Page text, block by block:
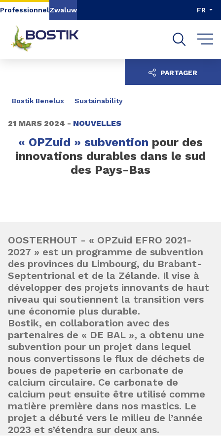
Aller au contenu
Aller à la recherche
ProfessionnelZwaluw FR
Bostik Benelux Sustainability
21 MARS 2024 - NOUVELLES
« OPZuid » subvention pour des
innovations durables dans le sud
des Pays-Bas
PARTAGER
OOSTERHOUT - « OPZuid EFRO 2021-
2027 » est un programme de subvention
des provinces du Limbourg, du Brabant-
Septentrional et de la Zélande. Il vise à
développer des projets innovants de haut
niveau qui soutiennent la transition vers
une économie plus durable.
Bostik, en collaboration avec des
partenaires de « DE BAL », a obtenu une
subvention pour un projet dans lequel
nous convertissons le flux de déchets de
boues de papeterie en carbonate de
calcium circulaire. Ce carbonate de
calcium peut ensuite être utilisé comme
matière première dans nos mastics. Le
projet a débuté vers le milieu de l’année
2023 et s’étendra sur deux ans.